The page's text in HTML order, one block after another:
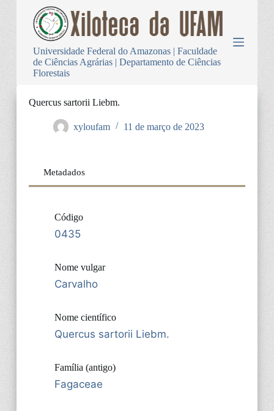
Universidade Federal do Amazonas | Faculdade
de Ciências Agrárias | Departamento de Ciências
Florestais
Quercus sartorii Liebm.
xyloufam 11 de março de 2023
Metadados
Código
0435
Nome vulgar
Carvalho
Nome científico
Quercus sartorii Liebm.
Família (antigo)
Fagaceae